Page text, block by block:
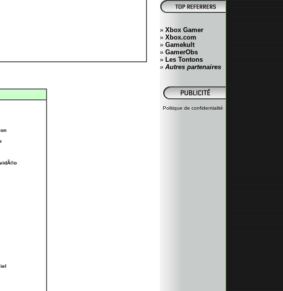
» Xbox Gamer
» Xbox.com
» Gamekult
» GamerObs
» Les Tontons
» Autres partenaires
Politique de confidentialité